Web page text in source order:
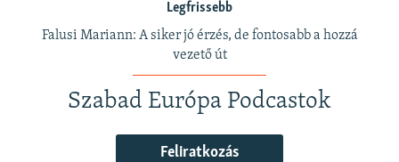
Legfrissebb
Falusi Mariann: A siker jó érzés, de fontosabb a hozzá
vezető út
Szabad Európa Podcastok
Feliratkozás